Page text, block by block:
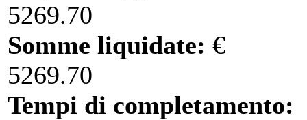
5269.70
Somme liquidate: €
5269.70
Tempi di completamento: